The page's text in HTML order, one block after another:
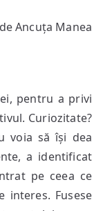
de Ancuța Manea
pentru a privi
Curiozitate?
voia să își dea
a identificat
pe ceea ce
interes. Fusese